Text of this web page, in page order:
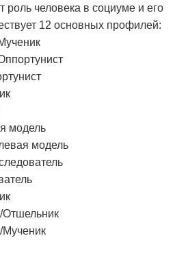
человека в социуме и его
12 основных профилей:
модель
модель
Отшельник
Мученик